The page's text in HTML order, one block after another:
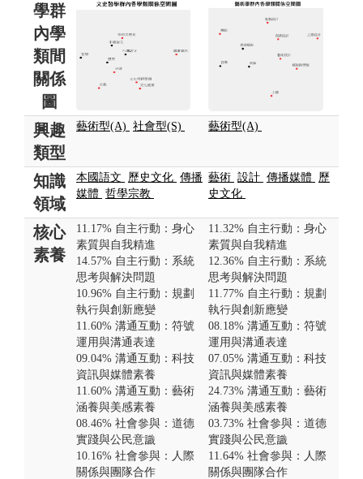
學群
內學
類間
關係
圖
興趣
類型
藝術型(A) 社會型(S) 藝術型(A)
知識
領域
本國語文 歷史文化 傳播
媒體 哲學宗教
藝術 設計 傳播媒體
歷
史文化
核心
素養
11.17% 自主行動：身心
素質與自我精進
14.57% 自主行動：系統
思考與解決問題
10.96% 自主行動：規劃
執行與創新應變
11.60% 溝通互動：符號
運用與溝通表達
09.04% 溝通互動：科技
資訊與媒體素養
11.60% 溝通互動：藝術
涵養與美感素養
08.46% 社會參與：道德
實踐與公民意識
10.16% 社會參與：人際
關係與團隊合作
11.32% 自主行動：身心
素質與自我精進
12.36% 自主行動：系統
思考與解決問題
11.77% 自主行動：規劃
執行與創新應變
08.18% 溝通互動：符號
運用與溝通表達
07.05% 溝通互動：科技
資訊與媒體素養
24.73% 溝通互動：藝術
涵養與美感素養
03.73% 社會參與：道德
實踐與公民意識
11.64% 社會參與：人際
關係與團隊合作